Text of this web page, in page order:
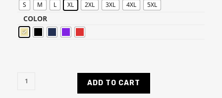
S M L XL 2XL 3XL 4XL 5XL
COLOR
ADD TO CART